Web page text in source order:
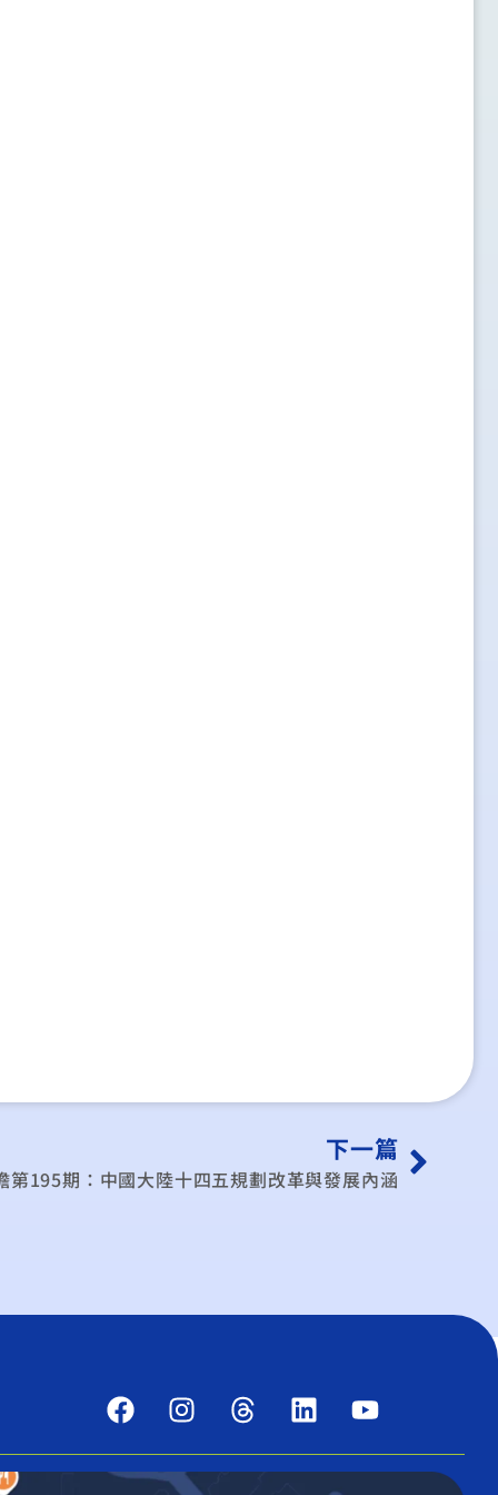
下一篇
第195期：中國大陸十四五規劃改革與發展內涵